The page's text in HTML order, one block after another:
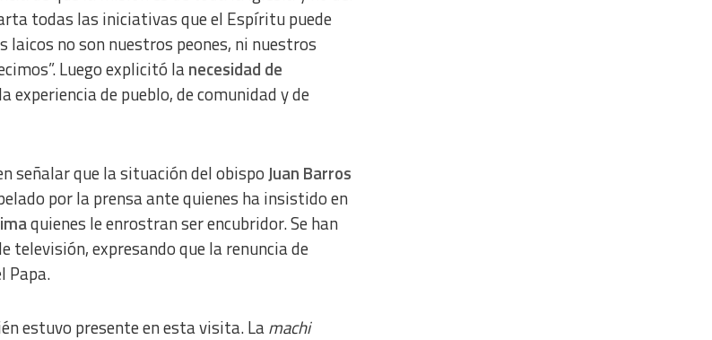
todas las iniciativas que el Espíritu puede
no son nuestros peones, ni nuestros
Luego explicitó lanecesidad de
experiencia de pueblo, de comunidad y de
señalar que la situación del obispoJuan Barros
por la prensa ante quienes ha insistido en
quienes le enrostran ser encubridor. Se han
televisión, expresando que la renuncia de
Papa.
estuvo presente en esta visita. Lamachi